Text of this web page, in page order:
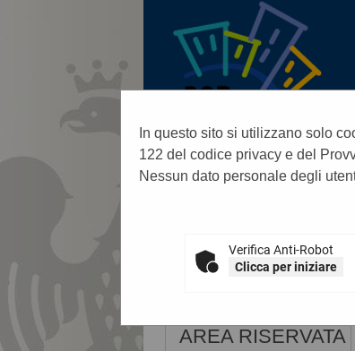
Home
In questo sito si utilizzano solo
122 del codice privacy e del
Nessun dato personale degli
Verifica Anti-Robot
Clicca per iniziare
AREA RISERVATA